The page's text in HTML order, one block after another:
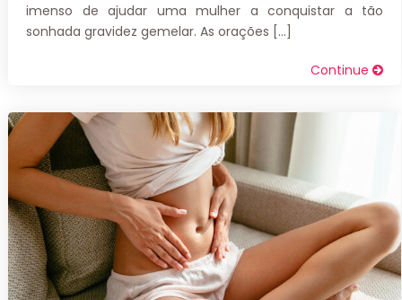
imenso de ajudar uma mulher a conquistar a tão
sonhada gravidez gemelar. As orações […]
Continue